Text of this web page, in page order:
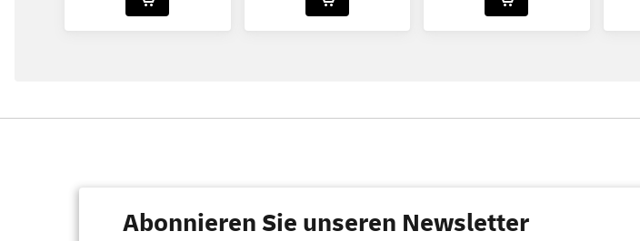
Abonnieren Sie unseren Newsletter